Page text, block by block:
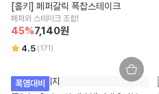
[홀키] 페퍼갈릭 폭찹스테이크
페퍼와 스테이크 조합!
45%7,140원
4.5 (171 )
폭염대비